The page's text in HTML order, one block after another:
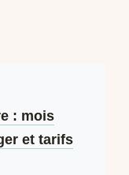
: mois
et tarifs